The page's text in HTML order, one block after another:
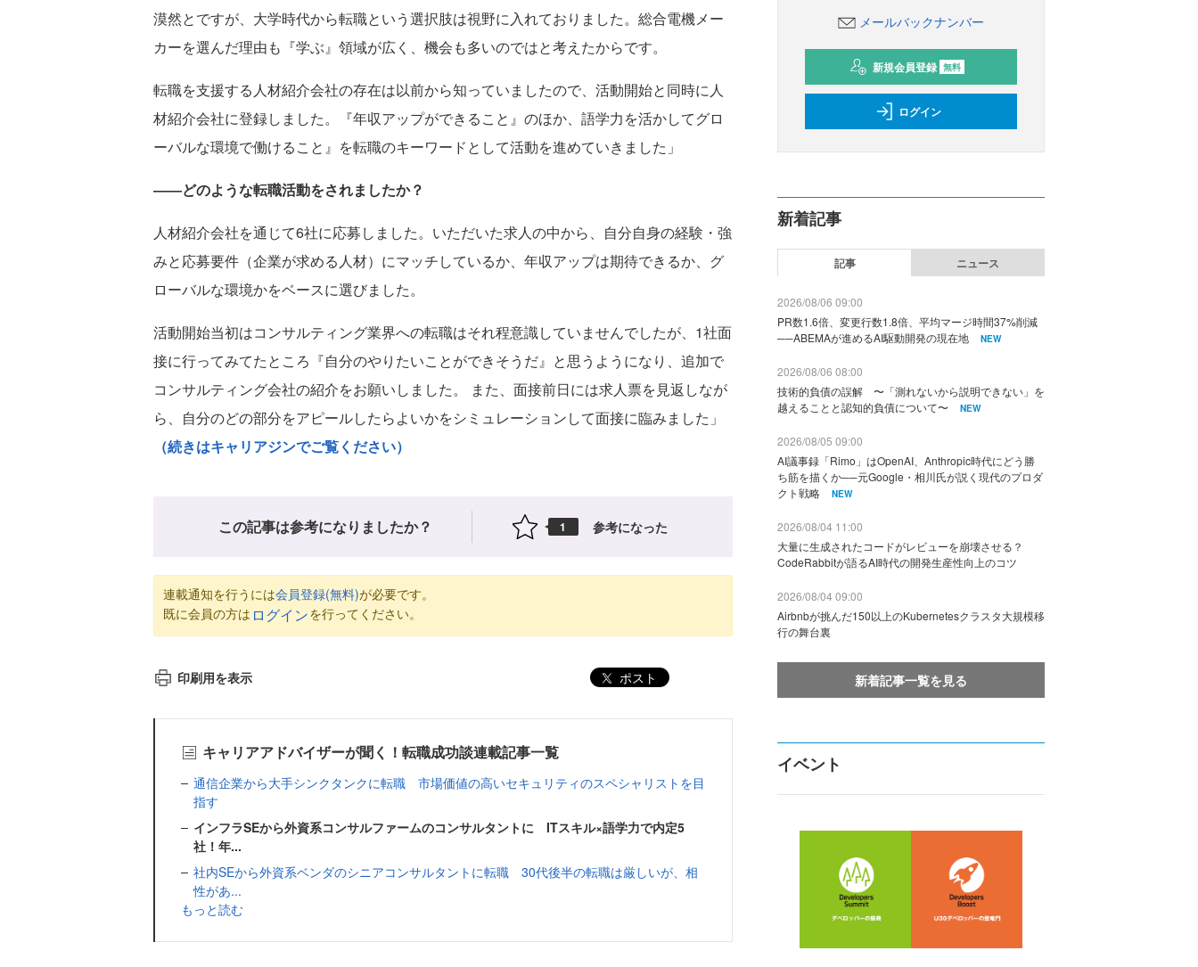
漠然とですが、大学時代から転職という選択肢は視野に入れておりました。総合電機メー
カーを選んだ理由も『学ぶ』領域が広く、機会も多いのではと考えたからです。
転職を支援する人材紹介会社の存在は以前から知っていましたので、活動開始と同時に人
材紹介会社に登録しました。『年収アップができること』のほか、語学力を活かしてグロ
ーバルな環境で働けること』を転職のキーワードとして活動を進めていきました」
――どのような転職活動をされましたか？
人材紹介会社を通じて6社に応募しました。いただいた求人の中から、自分自身の経験・強
みと応募要件（企業が求める人材）にマッチしているか、年収アップは期待できるか、グ
ローバルな環境かをベースに選びました。
活動開始当初はコンサルティング業界への転職はそれ程意識していませんでしたが、1社面
接に行ってみてたところ『自分のやりたいことができそうだ』と思うようになり、追加で
コンサルティング会社の紹介をお願いしました。 また、面接前日には求人票を見返しなが
ら、自分のどの部分をアピールしたらよいかをシミュレーションして面接に臨みました」
（続きはキャリアジンでご覧ください）
この記事は参考になりましたか？ 1 参考になった
連載通知を行うには会員登録(無料)が必要です。
既に会員の方は ログインを行ってください。
印刷用を表示 ポスト
キャリアアドバイザーが聞く！転職成功談連載記事一覧
通信企業から大手シンクタンクに転職 市場価値の高いセキュリティのスペシャリストを目
指す
インフラSEから外資系コンサルファームのコンサルタントに ITスキル×語学力で内定5
社！年...
社内SEから外資系ベンダのシニアコンサルタントに転職 30代後半の転職は厳しいが、相
性があ...
もっと読む
メールバックナンバー
新規会員登録 無料
ログイン
新着記事
記事 ニュース
2026/08/06 09:00
PR数1.6倍、変更行数1.8倍、平均マージ時間37%削減
──ABEMAが進めるAI駆動開発の現在地
NEW
2026/08/06 08:00
技術的負債の誤解 〜「測れないから説明できない」を
越えることと認知的負債について〜
NEW
2026/08/05 09:00
AI議事録「Rimo」はOpenAI、Anthropic時代にどう勝
ち筋を描くか──元Google・相川氏が説く現代のプロダ
クト戦略
NEW
2026/08/04 11:00
大量に生成されたコードがレビューを崩壊させる？
CodeRabbitが語るAI時代の開発生産性向上のコツ
2026/08/04 09:00
Airbnbが挑んだ150以上のKubernetesクラスタ大規模移
行の舞台裏
新着記事一覧を見る
イベント